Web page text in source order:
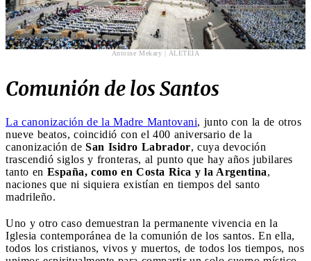
Antoine Mekary | ALETEIA
Comunión de los Santos
La canonización de la Madre Mantovani, junto con la de otros
nueve beatos, coincidió con el 400 aniversario de la
canonización de San Isidro Labrador, cuya devoción
trascendió siglos y fronteras, al punto que hay años jubilares
tanto en España, como en Costa Rica y la Argentina,
naciones que ni siquiera existían en tiempos del santo
madrileño.
Uno y otro caso demuestran la permanente vivencia en la
Iglesia contemporánea de la comunión de los santos. En ella,
todos los cristianos, vivos y muertos, de todos los tiempos, nos